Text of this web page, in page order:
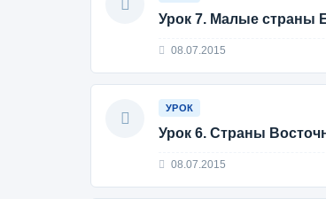
Урок 7. Малые страны
08.07.2015
УРОК
Урок 6. Страны
08.07.2015